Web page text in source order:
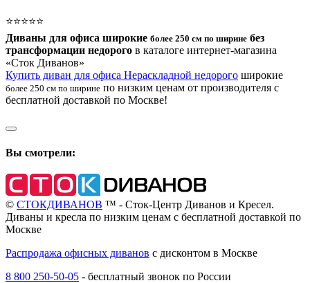
⭐⭐⭐⭐⭐
Диваны для офиса широкие более 250 см по ширине без
трансформации недорого в каталоге интернет-магазина
«Сток Диванов»
Купить диван для офиса Нераскладной недорого широкие
более 250 см по ширине по низким ценам от производителя с
бесплатной доставкой по Москве!
Вы смотрели:
© СТОКДИВАНОВ ™ - Сток-Центр Диванов и Кресел.
Диваны и кресла по низким ценам с бесплатной доставкой по
Москве
Распродажа офисных диванов с дисконтом в Москве
8 800 250-50-05 - бесплатный звонок по России